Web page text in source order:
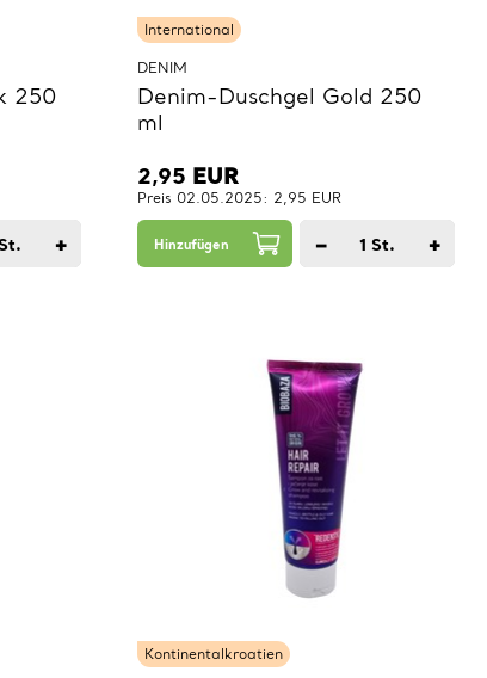
250
+
International
DENIM
Denim-Duschgel Gold 250
ml
2,95 EUR
Preis 02.05.2025: 2,95 EUR
Hinzufügen − 1 St. +
Kontinentalkroatien